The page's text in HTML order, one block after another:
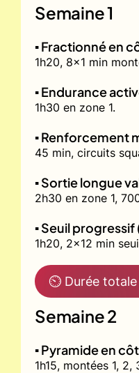
Semaine 1
▪️ Fractionné en
1h20, 8x1 min
▪️ Endurance
1h30 en zone 1.
▪️ Renforcement
45 min, circuits
▪️ Sortie longue
2h30 en zone 1,
▪️ Seuil progressif
1h20, 2x12 min
⏲ Durée totale
Semaine 2
▪️ Pyramide en
1h15, montées 1,